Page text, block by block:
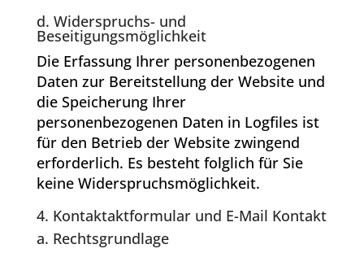
d. Widerspruchs- und
Beseitigungsmöglichkeit
Die Erfassung Ihrer personenbezogenen
Daten zur Bereitstellung der Website und
die Speicherung Ihrer
personenbezogenen Daten in Logfiles ist
für den Betrieb der Website zwingend
erforderlich. Es besteht folglich für Sie
keine Widerspruchsmöglichkeit.
4. Kontaktaktformular und E-Mail Kontakt
a. Rechtsgrundlage